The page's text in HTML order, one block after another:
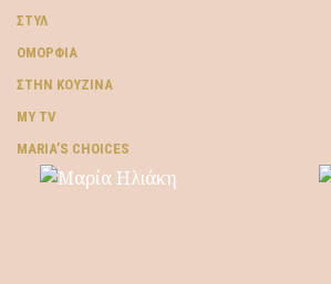
ΣΤΥΛ
ΟΜΟΡΦΙΆ
ΣΤΗΝ ΚΟΥΖΊΝΑ
MY TV
ΜARIA’S CHOICES